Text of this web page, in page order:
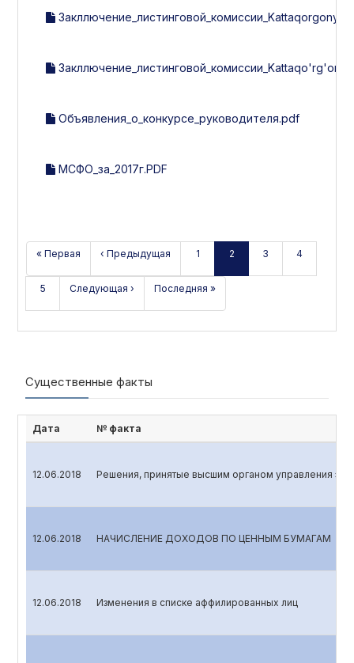
Закллючение_листинговой_комиссии_Kattaqorgonyog-
Объявления_о_конкурсе_руководителя.pdf
МСФО_за_2017г.PDF
« Первая ‹ Предыдущая 1 2 3 4
5 Следующая › Последняя »
Существенные факты
Дата № факта
12.06.2018 Решения, принятые высшим органом управления
12.06.2018 НАЧИСЛЕНИЕ ДОХОДОВ ПО ЦЕННЫМ БУМАГАМ
12.06.2018 Изменения в списке аффилированных лиц